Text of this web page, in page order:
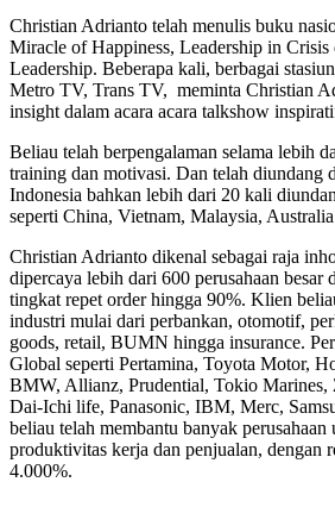
Christian Adrianto telah menulis buku
Miracle of Happiness, Leadership in Crisis
Leadership. Beberapa kali, berbagai
Metro TV, Trans TV, meminta Christian
insight dalam acara acara talkshow
Beliau telah berpengalaman selama lebih
training dan motivasi. Dan telah diundang
Indonesia bahkan lebih dari 20 kali
seperti China, Vietnam, Malaysia,
Christian Adrianto dikenal sebagai raja
dipercaya lebih dari 600 perusahaan besar
tingkat repet order hingga 90%. Klien
industri mulai dari perbankan, otomotif,
goods, retail, BUMN hingga insurance.
Global seperti Pertamina, Toyota Motor,
BMW, Allianz, Prudential, Tokio Marines,
Dai-Ichi life, Panasonic, IBM, Merc,
beliau telah membantu banyak
produktivitas kerja dan penjualan, dengan
4.000%.